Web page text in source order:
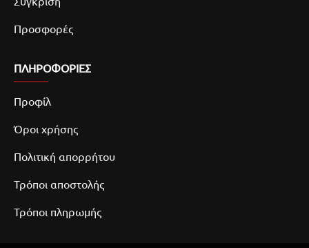
Προσφορές
ΠΛΗΡΟΦΟΡΙΕΣ
Προφίλ
Όροι χρήσης
Πολιτική απορρήτου
Τρόποι αποστολής
Τρόποι πληρωμής